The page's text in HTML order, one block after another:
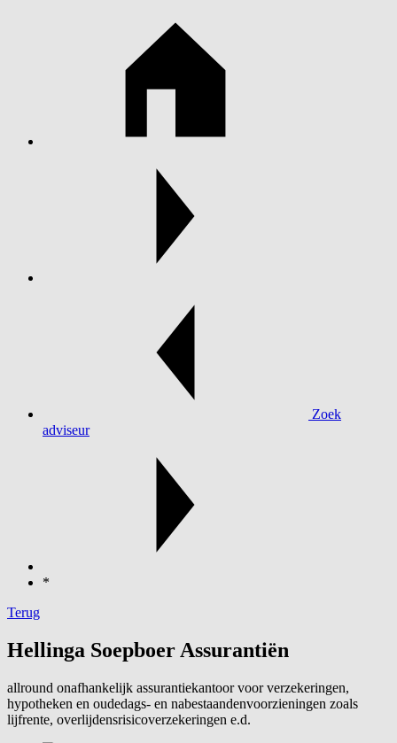
Zoek
adviseur
*
Terug
Hellinga Soepboer Assurantiën
allround onafhankelijk assurantiekantoor voor verzekeringen,
hypotheken en oudedags- en nabestaandenvoorzieningen zoals
lijfrente, overlijdensrisicoverzekeringen e.d.